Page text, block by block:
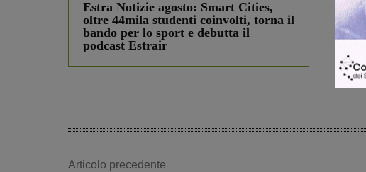
Estra Notizie agosto: Smart Cities,
oltre 44mila studenti coinvolti, torna il
bando per lo sport e debutta il
podcast Estrair
Articolo precedente